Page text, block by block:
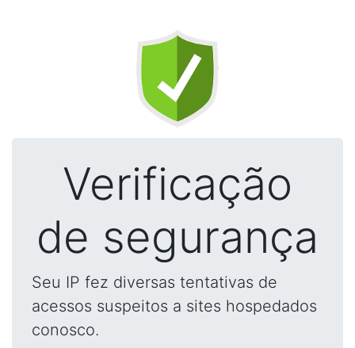
Verificação
de segurança
Seu IP fez diversas tentativas de
acessos suspeitos a sites hospedados
conosco.